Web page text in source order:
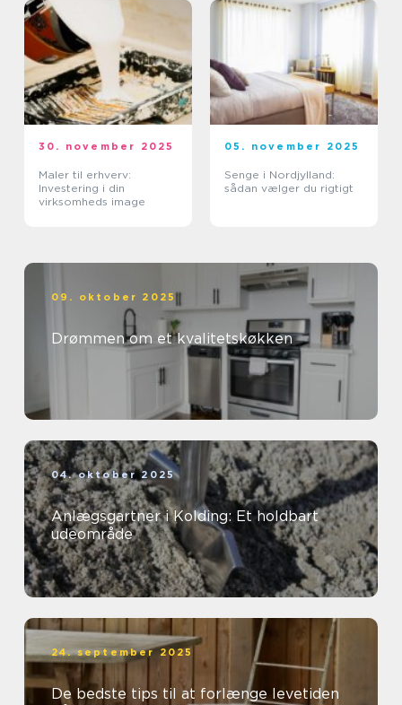
30. november 2025
Maler til erhverv:
Investering i din
virksomheds image
05. november 2025
Senge i Nordjylland:
sådan vælger du rigtigt
09. oktober 2025
Drømmen om et kvalitetskøkken
04. oktober 2025
Anlægsgartner i Kolding: Et holdbart
udeområde
24. september 2025
De bedste tips til at forlænge levetiden